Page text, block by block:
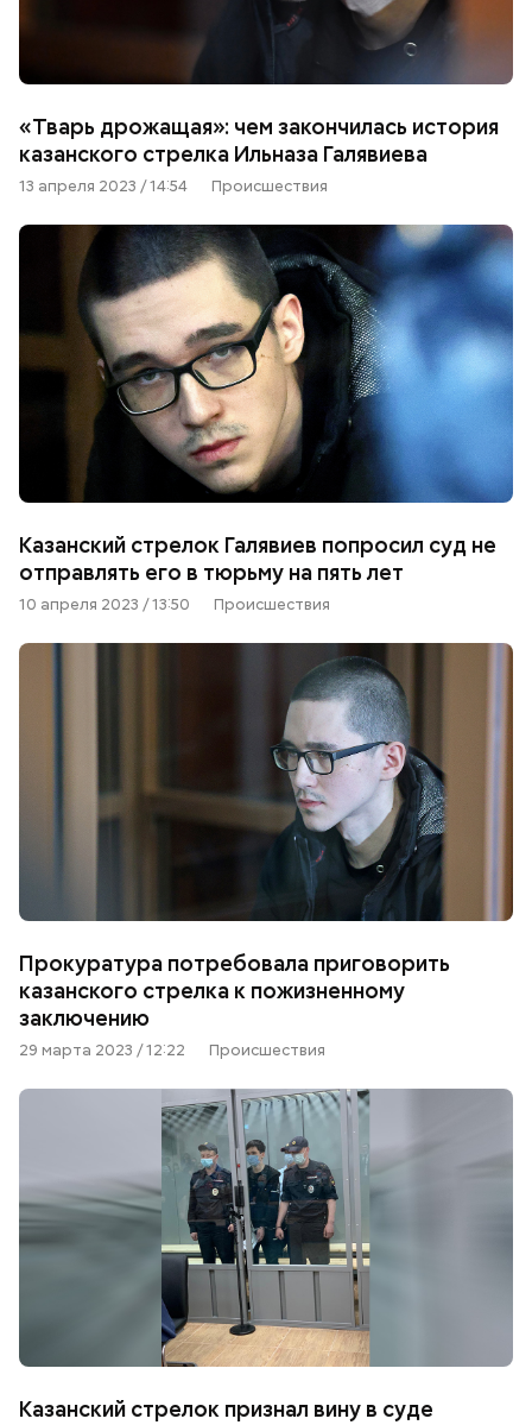
«Тварь дрожащая»: чем закончилась история
казанского стрелка Ильназа Галявиева
13 апреля 2023 / 14:54 Происшествия
Казанский стрелок Галявиев попросил суд не
отправлять его в тюрьму на пять лет
10 апреля 2023 / 13:50 Происшествия
Прокуратура потребовала приговорить
казанского стрелка к пожизненному
заключению
29 марта 2023 / 12:22 Происшествия
Казанский стрелок признал вину в суде